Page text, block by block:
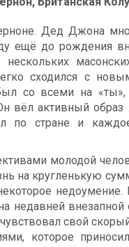
Дед Джона
ещё до рождения
сходился с
со всеми на
вёл активный образ
по стране и
молодой
на кругленькую
недавней
свой
которое